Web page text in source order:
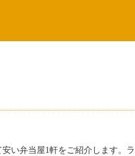
い弁当屋1軒をご紹介します。ラ